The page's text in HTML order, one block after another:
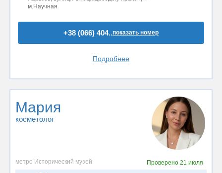
м.Научная
+38 (066) 404..показать номер
Подробнее
Мария
косметолог
метро Исторический музей Проверено 21 июля